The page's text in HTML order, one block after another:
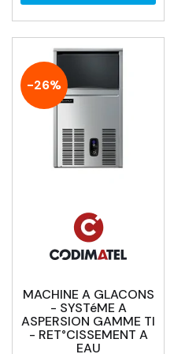
-26%
MACHINE A GLACONS
- SYSTéME A
ASPERSION GAMME TI
- RET°CISSEMENT A
EAU